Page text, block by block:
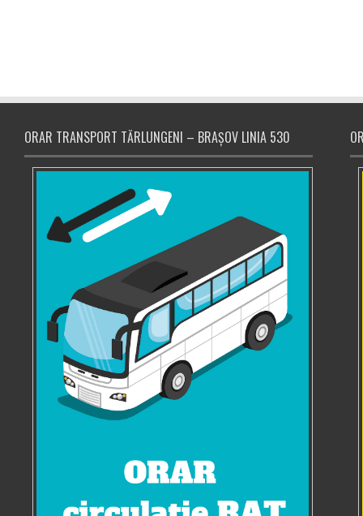
ORAR TRANSPORT TĂRLUNGENI – BRAȘOV LINIA 530